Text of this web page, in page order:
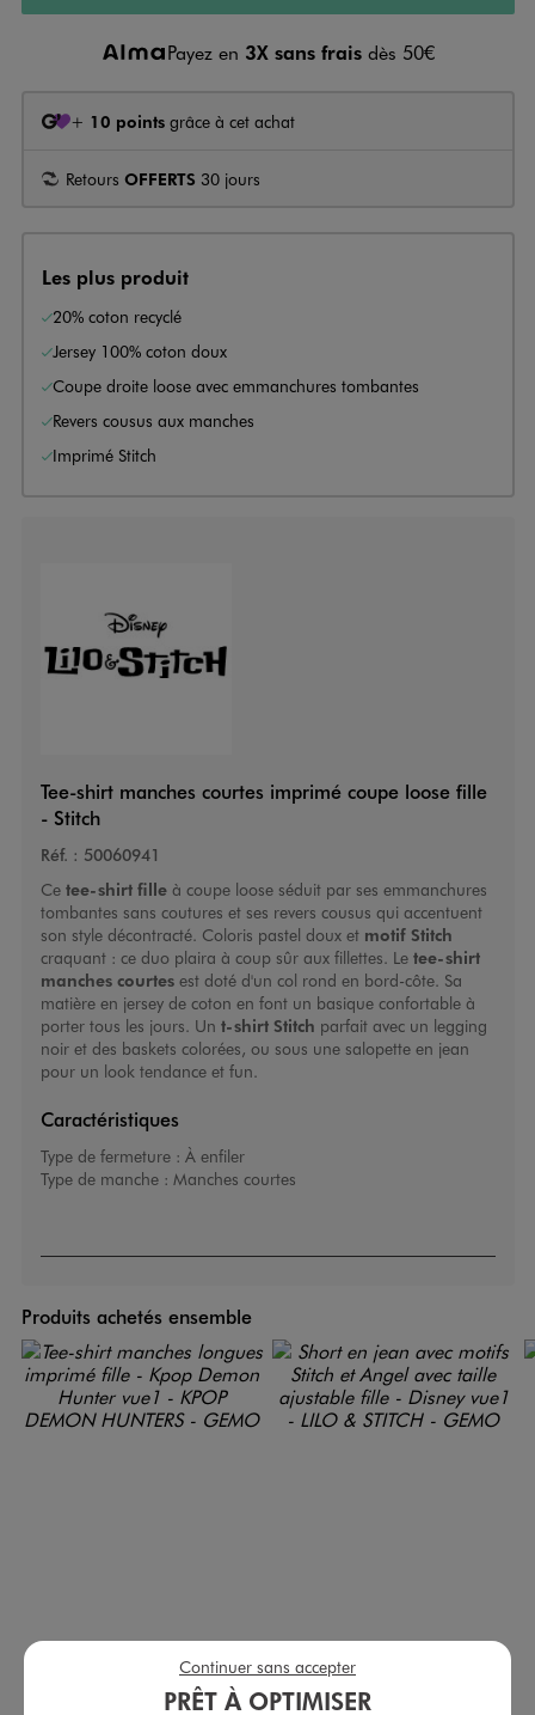
Payez en 3X sans frais dès 50€
+ 10 points grâce à cet achat
Retours OFFERTS 30 jours
Les plus produit
20% coton recyclé
Jersey 100% coton doux
Coupe droite loose avec emmanchures tombantes
Revers cousus aux manches
Imprimé Stitch
Tee-shirt manches courtes imprimé coupe loose fille
- Stitch
Réf. : 50060941
Ce tee-shirt filleà coupe loose séduit par ses emmanchures
tombantes sans coutures et ses revers cousus qui accentuent
son style décontracté. Coloris pastel doux et motif Stitch
craquant : ce duo plaira à coup sûr aux fillettes. Le tee-shirt
manches courtesest doté d'un col rond en bord-côte. Sa
matière en jersey de coton en font un basique confortable à
porter tous les jours. Un t-shirt Stitch parfait avec un legging
noir et des baskets colorées, ou sous une salopette en jean
pour un look tendance et fun.
Caractéristiques
Type de fermeture : À enfiler
Type de manche : Manches courtes
Produits achetés ensemble
Tee-shirt manches longues imprimé fille - Kpop Demon Hunter
12,99 €
Short en jean avec motifs Stitch et Angel avec taille ajustable fille - Disney
17,99 €
PRÊT À OPTIMISER
Continuer sans accepter